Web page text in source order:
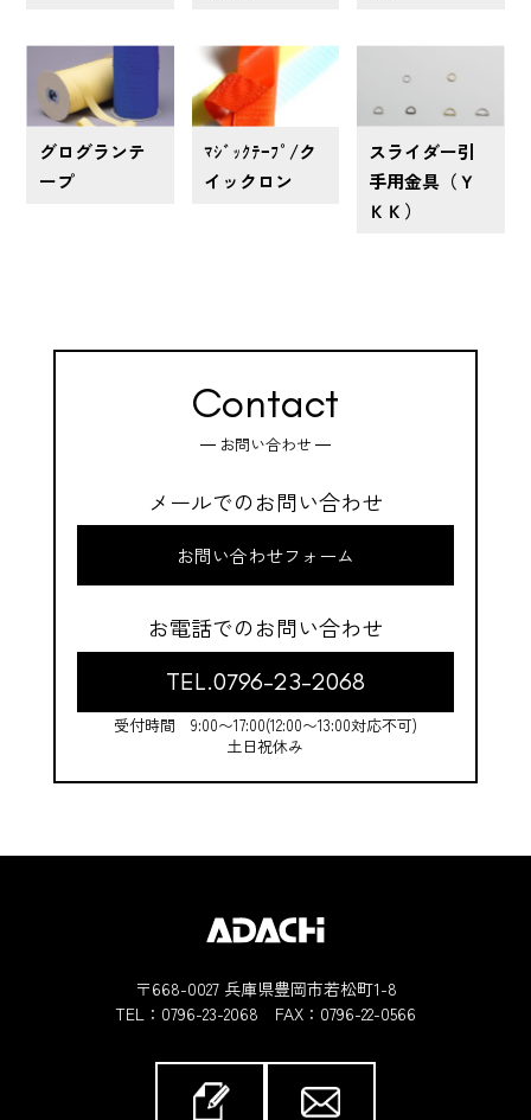
グログランテ
ープ
ﾏｼﾞｯｸﾃｰﾌﾟ/ク
イックロン
スライダー引
手用金具（Ｙ
ＫＫ）
Contact
お問い合わせ
メールでのお問い合わせ
お問い合わせフォーム
お電話でのお問い合わせ
TEL.0796-23-2068
受付時間 9:00〜17:00(12:00〜13:00対応不可)
土日祝休み
〒668-0027 兵庫県豊岡市若松町1-8
TEL： 0796-23-2068 FAX：0796-22-0566